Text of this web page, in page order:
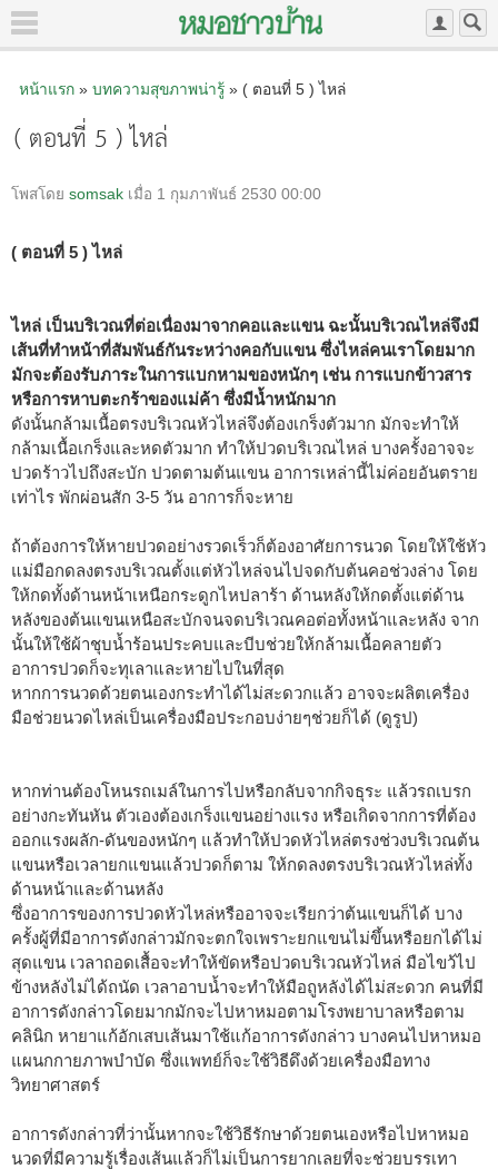
หน้าแรก» บทความสุขภาพน่ารู้» ( ตอนที่ 5 ) ไหล่
( ตอนที่ 5 ) ไหล่
โพสโดย somsak เมื่อ 1 กุมภาพันธ์ 2530 00:00
( ตอนที่ 5 ) ไหล่
ไหล่ เป็นบริเวณที่ต่อเนื่องมาจากคอและแขน ฉะนั้นบริเวณไหล่จึงมี
เส้นที่ทำหน้าที่สัมพันธ์กันระหว่างคอกับแขน ซึ่งไหล่คนเราโดยมาก
มักจะต้องรับภาระในการแบกหามของหนักๆ เช่น การแบกข้าวสาร
หรือการหาบตะกร้าของแม่ค้า ซึ่งมีน้ำหนักมาก
ดังนั้นกล้ามเนื้อตรงบริเวณหัวไหล่จึงต้องเกร็งตัวมาก มักจะทำให้
กล้ามเนื้อเกร็งและหดตัวมาก ทำให้ปวดบริเวณไหล่ บางครั้งอาจจะ
ปวดร้าวไปถึงสะบัก ปวดตามต้นแขน อาการเหล่านี้ไม่ค่อยอันตราย
เท่าไร พักผ่อนสัก 3-5 วัน อาการก็จะหาย
ถ้าต้องการให้หายปวดอย่างรวดเร็วก็ต้องอาศัยการนวด โดยให้ใช้หัว
แม่มือกดลงตรงบริเวณตั้งแต่หัวไหล่จนไปจดกับต้นคอช่วงล่าง โดย
ให้กดทั้งด้านหน้าเหนือกระดูกไหปลาร้า ด้านหลังให้กดตั้งแต่ด้าน
หลังของต้นแขนเหนือสะบักจนจดบริเวณคอต่อทั้งหน้าและหลัง จาก
นั้นให้ใช้ผ้าชุบน้ำร้อนประคบและบีบช่วยให้กล้ามเนื้อคลายตัว
อาการปวดก็จะทุเลาและหายไปในที่สุด
หากการนวดด้วยตนเองกระทำได้ไม่สะดวกแล้ว อาจจะผลิตเครื่อง
มือช่วยนวดไหล่เป็นเครื่องมือประกอบง่ายๆช่วยก็ได้ (ดูรูป)
หากท่านต้องโหนรถเมล์ในการไปหรือกลับจากกิจธุระ แล้วรถเบรก
อย่างกะทันหัน ตัวเองต้องเกร็งแขนอย่างแรง หรือเกิดจากการที่ต้อง
ออกแรงผลัก-ดันของหนักๆ แล้วทำให้ปวดหัวไหล่ตรงช่วงบริเวณต้น
แขนหรือเวลายกแขนแล้วปวดก็ตาม ให้กดลงตรงบริเวณหัวไหล่ทั้ง
ด้านหน้าและด้านหลัง
ซึ่งอาการของการปวดหัวไหล่หรืออาจจะเรียกว่าต้นแขนก็ได้ บาง
ครั้งผู้ที่มีอาการดังกล่าวมักจะตกใจเพราะยกแขนไม่ขึ้นหรือยกได้ไม่
สุดแขน เวลาถอดเสื้อจะทำให้ขัดหรือปวดบริเวณหัวไหล่ มือไขว้ไป
ข้างหลังไม่ได้ถนัด เวลาอาบน้ำจะทำให้มือถูหลังได้ไม่สะดวก คนที่มี
อาการดังกล่าวโดยมากมักจะไปหาหมอตามโรงพยาบาลหรือตาม
คลินิก หายาแก้อักเสบเส้นมาใช้แก้อาการดังกล่าว บางคนไปหาหมอ
แผนกกายภาพบำบัด ซึ่งแพทย์ก็จะใช้วิธีดึงด้วยเครื่องมือทาง
วิทยาศาสตร์
อาการดังกล่าวที่ว่านั้นหากจะใช้วิธีรักษาด้วยตนเองหรือไปหาหมอ
นวดที่มีความรู้เรื่องเส้นแล้วก็ไม่เป็นการยากเลยที่จะช่วยบรรเทา